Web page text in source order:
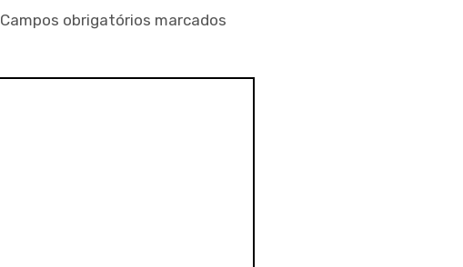
Campos obrigatórios marcados